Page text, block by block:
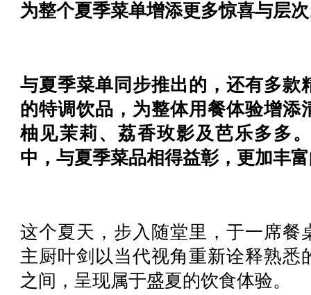
为整个夏季菜单增添更多惊喜与层
与夏季菜单同步推出的，还有多款
的特调饮品，为整体用餐体验增添
柚见茉莉、荔香玫影及芭乐多多
中，与夏季菜品相得益彰，更加丰
这个夏天，步入随堂里，于一席餐
主厨叶剑以当代视角重新诠释熟悉
之间，呈现属于盛夏的饮食体验。